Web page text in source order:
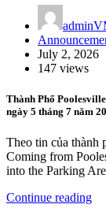
July 2, 2026
147 views
Thành Phố
ngày 5 tháng 7 năm
Theo tin của thành
Coming from
into the Parking
Continue reading